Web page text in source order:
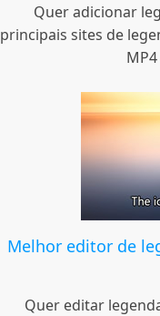
Quer adicionar
principais sites de
Melhor editor de
Quer editar